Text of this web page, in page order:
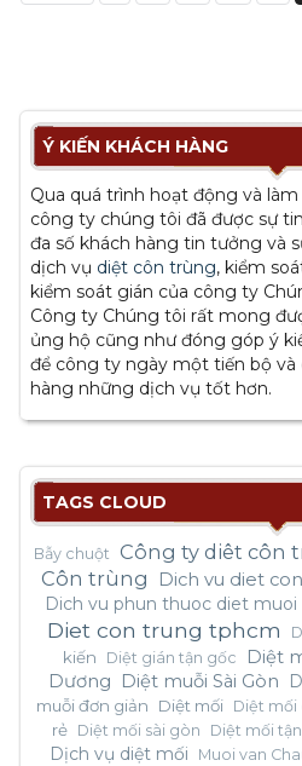
Ý KIẾN KHÁCH HÀNG
Qua quá trình hoạt động và làm
công ty chúng tôi đã được sự
đa số khách hàng tin tưởng và
dịch vụ diệt côn trùng, kiểm
kiểm soát gián của công ty
Công ty Chúng tôi rất mong
ủng hộ cũng như đóng góp ý
để công ty ngày một tiến bộ và
hàng những dịch vụ tốt hơn.
TAGS CLOUD
Bẫy chuột Công ty diêt côn
Côn trùng Dich vu diet
Dich vu phun thuoc diet muoi
Diet con trung tphcm
kiến
Diệt gián tận gốc Diệt
Dương
Diệt muỗi Sài Gòn
muỗi đơn giản
Diệt mối Diệt mối
rẻ Diệt mối sài gòn Diệt mối
Dịch vụ diệt mối Muoi van